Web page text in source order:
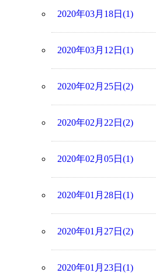
2020年03月18日(1)
2020年03月12日(1)
2020年02月25日(2)
2020年02月22日(2)
2020年02月05日(1)
2020年01月28日(1)
2020年01月27日(2)
2020年01月23日(1)